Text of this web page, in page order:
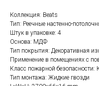
Коллекция: Beats
Тип: Реечные настенно-
Штук в упаковке: 4
Основа: МДФ
Тип покрытия: Декоративная
Применение в помещениях с
Класс пожарной безопасности:
Тип монтажа: Жидкие гвозди